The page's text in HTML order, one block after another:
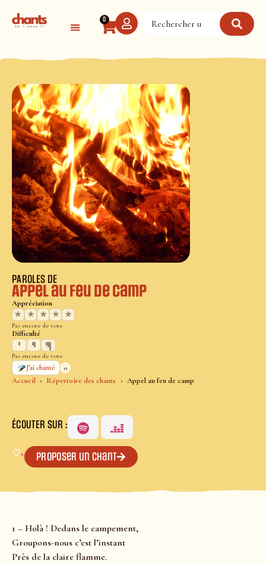
0
Accueil Répertoire des chants Appel au feu de camp
PAROLES DE
Appel au feu de camp
Appréciation
★
★ ★ ★ ★
Pas encore de vote
Difficulté
Pas encore de vote
J’ai chanté
0
ÉCOUTER SUR :
♡+ Proposer un chant
1 – Holà ! Dedans le campement,
Groupons-nous c’est l’instant
Près de la claire flamme.